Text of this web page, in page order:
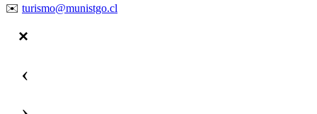
✉️ turismo@munistgo.cl
‹